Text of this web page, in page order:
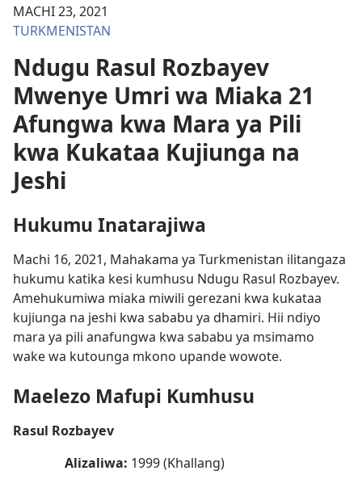
MACHI 23, 2021
TURKMENISTAN
Ndugu Rasul Rozbayev
Mwenye Umri wa Miaka 21
Afungwa kwa Mara ya Pili
kwa Kukataa Kujiunga na
Jeshi
Hukumu Inatarajiwa
Machi 16, 2021, Mahakama ya Turkmenistan ilitangaza
hukumu katika kesi kumhusu Ndugu Rasul Rozbayev.
Amehukumiwa miaka miwili gerezani kwa kukataa
kujiunga na jeshi kwa sababu ya dhamiri. Hii ndiyo
mara ya pili anafungwa kwa sababu ya msimamo
wake wa kutounga mkono upande wowote.
Maelezo Mafupi Kumhusu
Rasul Rozbayev
Alizaliwa: 1999 (Khallang)